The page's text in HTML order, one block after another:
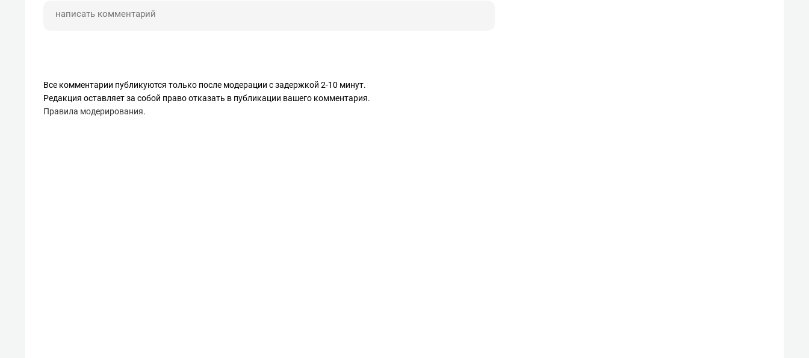
Все комментарии публикуются только после модерации с задержкой 2-10 минут.
Редакция оставляет за собой право отказать в публикации вашего комментария.
Правила модерирования.